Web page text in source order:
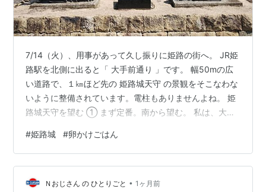
7/14（火）、用事があって久し振りに姫路の街へ。 JR姫
路駅を北側に出ると「 大手前通り 」です。 幅50mの広
い道路で、１㎞ほど先の 姫路城天守 の景観をそこなわな
いように整備されています。電柱もありませんよね。 姫
路城天守を望む ① まず定番。南から望む。 私は、大手
りました。 ほとんどの観光客はこの「 桜門 」から入り
ますね。 ② 観光客があまり来ない撮影ポイントです。
私も初めて撮りましたが、「鯱と天守」なかなか良いな
あと思いました。 桜門から東に進んだ「城見台公園」
#姫路城 #卵かけごはん
Ｎおじさん の ひとりごと • 1ヶ月前